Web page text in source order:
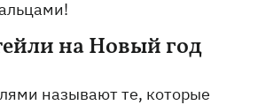
на Новый год
называют те, которые